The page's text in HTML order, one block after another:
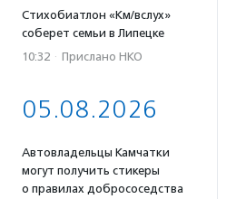
Стихобиатлон «Км/вслух»
соберет семьи в Липецке
10:32 · Прислано НКО
05.08.2026
Автовладельцы Камчатки
могут получить стикеры
о правилах добрососедства